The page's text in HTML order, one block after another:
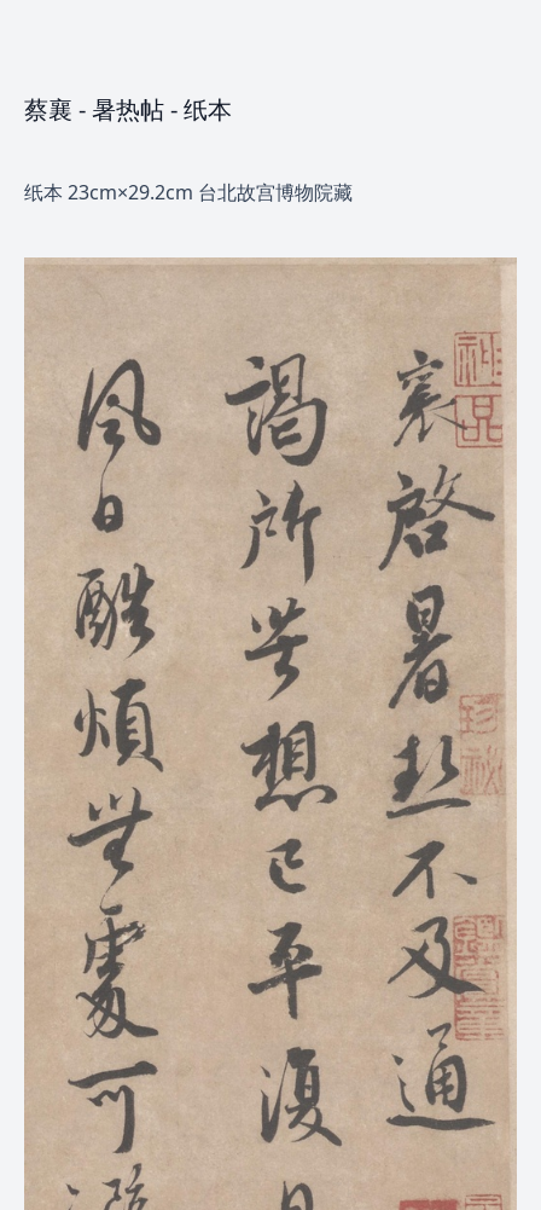
蔡襄 -暑热帖- 纸本
纸本 23cm×29.2cm 台北故宫博物院藏